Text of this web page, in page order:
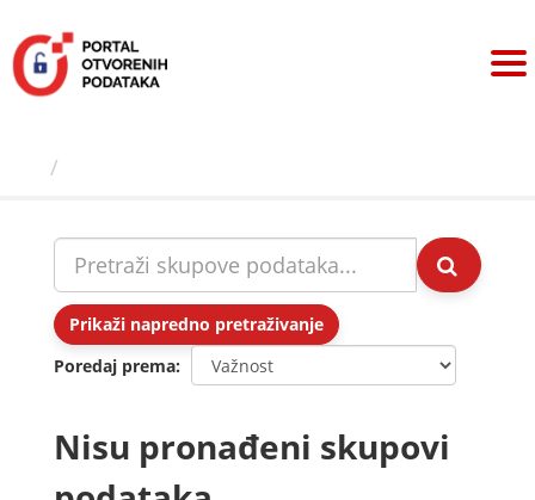
sadržaj
Prikaži napredno pretraživanje
Poredaj prema
Nisu pronađeni skupovi